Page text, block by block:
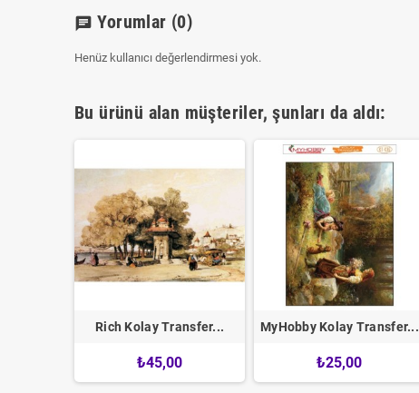
chat Yorumlar (0)
Henüz kullanıcı değerlendirmesi yok.
Bu ürünü alan müşteriler, şunları da aldı:
Rich Kolay Transfer...
₺45,00
MyHobby Kolay Transfer...
₺25,00